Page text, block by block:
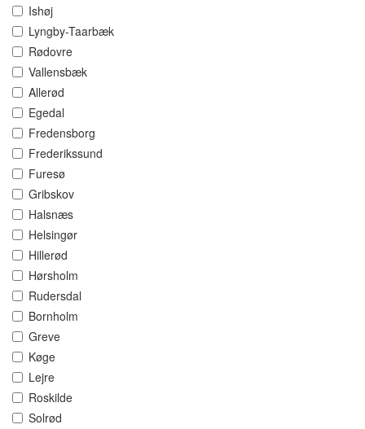
Ishøj
Lyngby-Taarbæk
Rødovre
Vallensbæk
Allerød
Egedal
Fredensborg
Frederikssund
Furesø
Gribskov
Halsnæs
Helsingør
Hillerød
Hørsholm
Rudersdal
Bornholm
Greve
Køge
Lejre
Roskilde
Solrød